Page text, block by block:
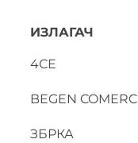
ИЗЛАГАЧ
4СЕ
BEGEN COMERC
ЗБРКА